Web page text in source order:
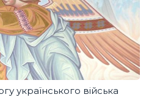
українського війська